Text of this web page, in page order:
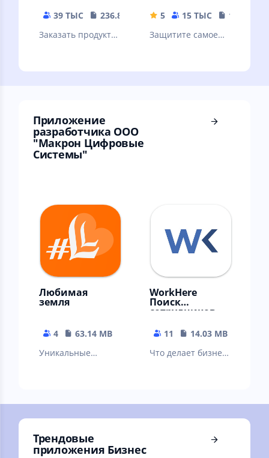
39 ТЫС
236.89 MB
Заказать продукты
5 15 ТЫС
188.31
Защитите самое
Приложение
разработчика ООО
"Макрон Цифровые
Системы"
Любимая
земля
4
63.14 MB
Уникальные
Вашего будущего!
WorkHere
Поиск
сотрудников
11
14.03 MB
Что делает бизнес
поиска персонала!
Трендовые
приложения Бизнес